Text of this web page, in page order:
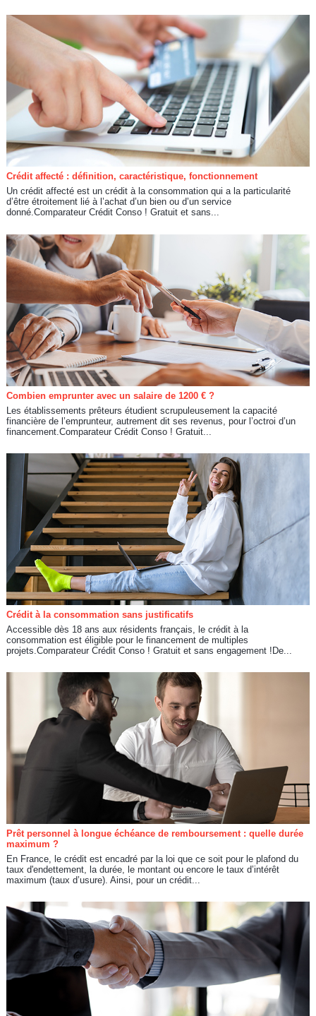
Crédit affecté : définition, caractéristique, fonctionnement
Un crédit affecté est un crédit à la consommation qui a la particularité
d’être étroitement lié à l’achat d’un bien ou d’un service
donné.Comparateur Crédit Conso ! Gratuit et sans...
Combien emprunter avec un salaire de 1200 € ?
Les établissements prêteurs étudient scrupuleusement la capacité
financière de l’emprunteur, autrement dit ses revenus, pour l’octroi d’un
financement.Comparateur Crédit Conso ! Gratuit...
Crédit à la consommation sans justificatifs
Accessible dès 18 ans aux résidents français, le crédit à la
consommation est éligible pour le financement de multiples
projets.Comparateur Crédit Conso ! Gratuit et sans engagement !De...
Prêt personnel à longue échéance de remboursement : quelle durée
maximum ?
En France, le crédit est encadré par la loi que ce soit pour le plafond du
taux d'endettement, la durée, le montant ou encore le taux d’intérêt
maximum (taux d’usure). Ainsi, pour un crédit...